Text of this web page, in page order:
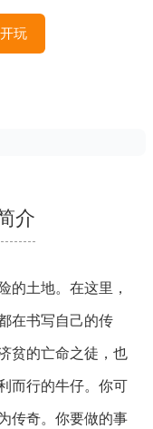
玩
介
的土地。在这里，
在书写自己的传
贫的亡命之徒，也
而行的牛仔。你可
传奇。你要做的事